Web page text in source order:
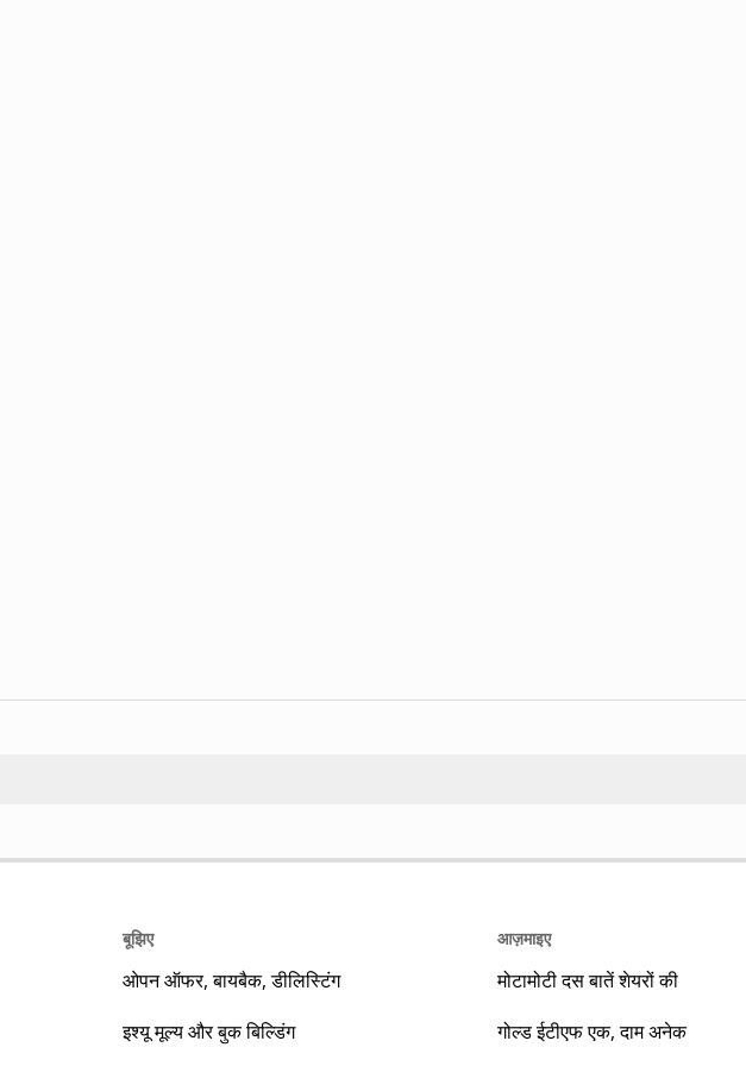
बूझिए
ओपन ऑफर, बायबैक, डीलिस्टिंग
इश्यू मूल्य और बुक बिल्डिंग
आज़माइए
मोटामोटी दस बातें शेयरों की
गोल्ड ईटीएफ एक, दाम अनेक